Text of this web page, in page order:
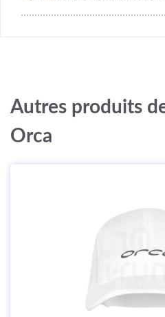
Autres produits
Orca